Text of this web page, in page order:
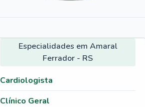
Especialidades em Amaral
Ferrador - RS
Cardiologista
Clínico Geral